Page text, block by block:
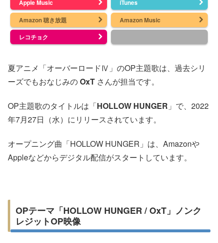
Apple Music
iTunes
Amazon 聴き放題
Amazon Music
レコチョク
夏アニメ「オーバーロードⅣ」のOP主題歌は、過去シリ
ーズでもおなじみのOxT さんが担当です。
OP主題歌のタイトルは「HOLLOW HUNGER 」で、2022
年7月27日（水）にリリースされています。
オープニング曲「HOLLOW HUNGER」は、Amazonや
Appleなどからデジタル配信がスタートしています。
OPテーマ「HOLLOW HUNGER / OxT」ノンク
レジットOP映像